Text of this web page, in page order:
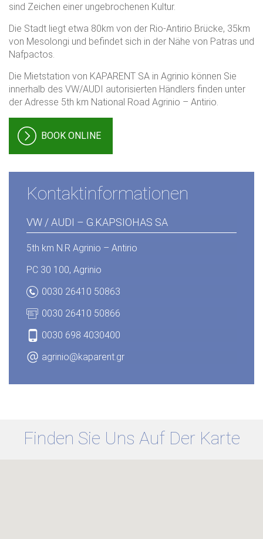
sind Zeichen einer ungebrochenen Kultur.
Die Stadt liegt etwa 80km von der Rio-Antirio Brücke, 35km
von Mesolongi und befindet sich in der Nähe von Patras und
Nafpactos.
Die Mietstation von KAPARENT SA in Agrinio können Sie
innerhalb des VW/AUDI autorisierten Händlers finden unter
der Adresse 5th km National Road Agrinio – Antirio.
ΒΟΟΚ ONLINE
Kontaktinformationen
VW / AUDI – G.ΚΑPSΙOHΑS SA
5th km N.R Agrinio – Αntirio
PC 30 100, Agrinio
0030 26410 50863
0030 26410 50866
0030 698 4030400
agrinio@kaparent.gr
Finden Sie Uns Auf Der Karte